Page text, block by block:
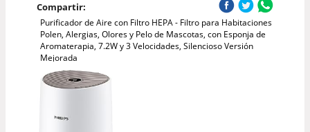
Compartir:
Purificador de Aire con Filtro HEPA - Filtro para Habitaciones
Polen, Alergias, Olores y Pelo de Mascotas, con Esponja de
Aromaterapia, 7.2W y 3 Velocidades, Silencioso Versión
Mejorada